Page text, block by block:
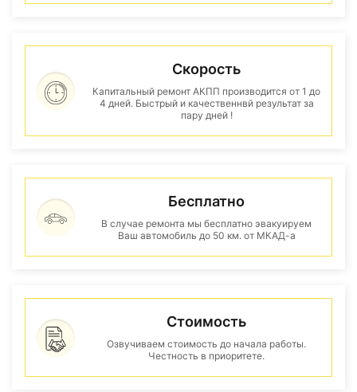
Скорость
Капитальный ремонт АКПП производится от 1 до
4 дней. Быстрый и качественнвй результат за
пару дней !
Бесплатно
В случае ремонта мы бесплатно эвакуируем
Ваш автомобиль до 50 км. от МКАД-а
Стоимость
Озвучиваем стоимость до начала работы.
Честность в приоритете.